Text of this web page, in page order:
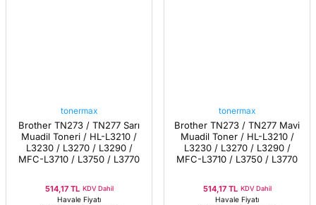
tonermax
Brother TN273 / TN277 Sarı
Muadil Toneri / HL-L3210 /
L3230 / L3270 / L3290 /
MFC-L3710 / L3750 / L3770
514,17 TL KDV Dahil
Havale Fiyatı
tonermax
Brother TN273 / TN277 Mavi
Muadil Toner / HL-L3210 /
L3230 / L3270 / L3290 /
MFC-L3710 / L3750 / L3770
514,17 TL KDV Dahil
Havale Fiyatı